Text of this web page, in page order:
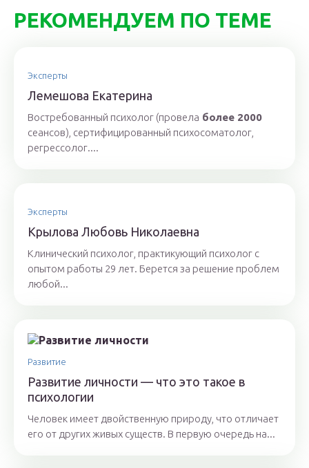
РЕКОМЕНДУЕМ ПО ТЕМЕ
Эксперты
Лeмeшoвa Екaтeринa
Востребованный психолог (провела более 2000
сеансов), сертифицированный психосоматолог,
регрессолог....
Эксперты
Крылoвa Любoвь Никoлaeвнa
Клинический психолог, практикующий психолог с
опытом работы 29 лет. Берется за решение проблем
любой...
Развитие
Развитие личности — что это такое в
психологии
Человек имеет двойственную природу, что отличает
его от других живых существ. В первую очередь на...